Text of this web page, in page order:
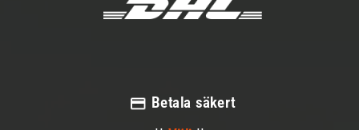
Betala säkert